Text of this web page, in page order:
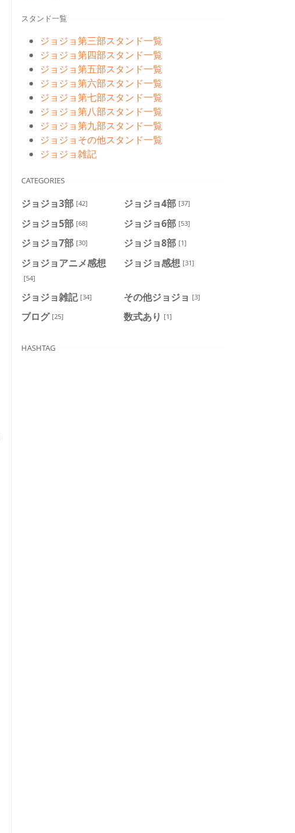
スタンド一覧
ジョジョ第三部スタンド一覧
ジョジョ第四部スタンド一覧
ジョジョ第五部スタンド一覧
ジョジョ第六部スタンド一覧
ジョジョ第七部スタンド一覧
ジョジョ第八部スタンド一覧
ジョジョ第九部スタンド一覧
ジョジョその他スタンド一覧
ジョジョ雑記
CATEGORIES
ジョジョ3部 [42] ジョジョ4部 [37]
ジョジョ5部 [68] ジョジョ6部 [53]
ジョジョ7部 [30] ジョジョ8部 [1]
ジョジョアニメ感想
[54]
ジョジョ感想 [31]
ジョジョ雑記 [34] その他ジョジョ [3]
ブログ [25] 数式あり [1]
HASHTAG